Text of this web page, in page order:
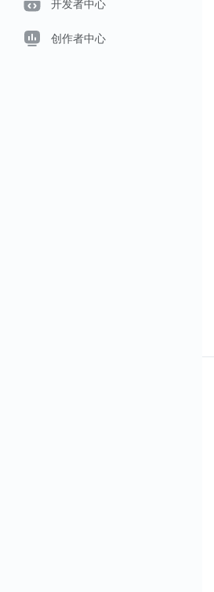
开发者中心
创作者中心